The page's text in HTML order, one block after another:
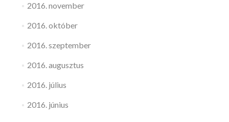
2016. november
2016. október
2016. szeptember
2016. augusztus
2016. július
2016. június